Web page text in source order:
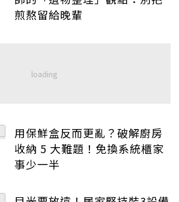
煎熬留給晚輩
用保鮮盒反而更亂？破解廚房
收納 5 大難題！免換系統櫃家
事少一半